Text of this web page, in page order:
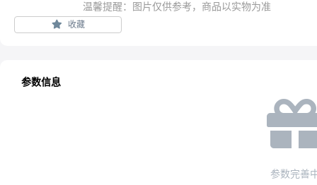
温馨提醒：图片仅供参考，商品以实物为准
收藏
参数信息
参数完善